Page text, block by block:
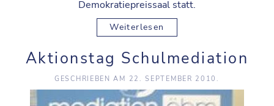
Demokratiepreissaal statt.
Weiterlesen
Aktionstag Schulmediation
GESCHRIEBEN AM 22. SEPTEMBER 2010.